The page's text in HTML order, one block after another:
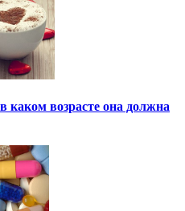
каком возрасте она должна